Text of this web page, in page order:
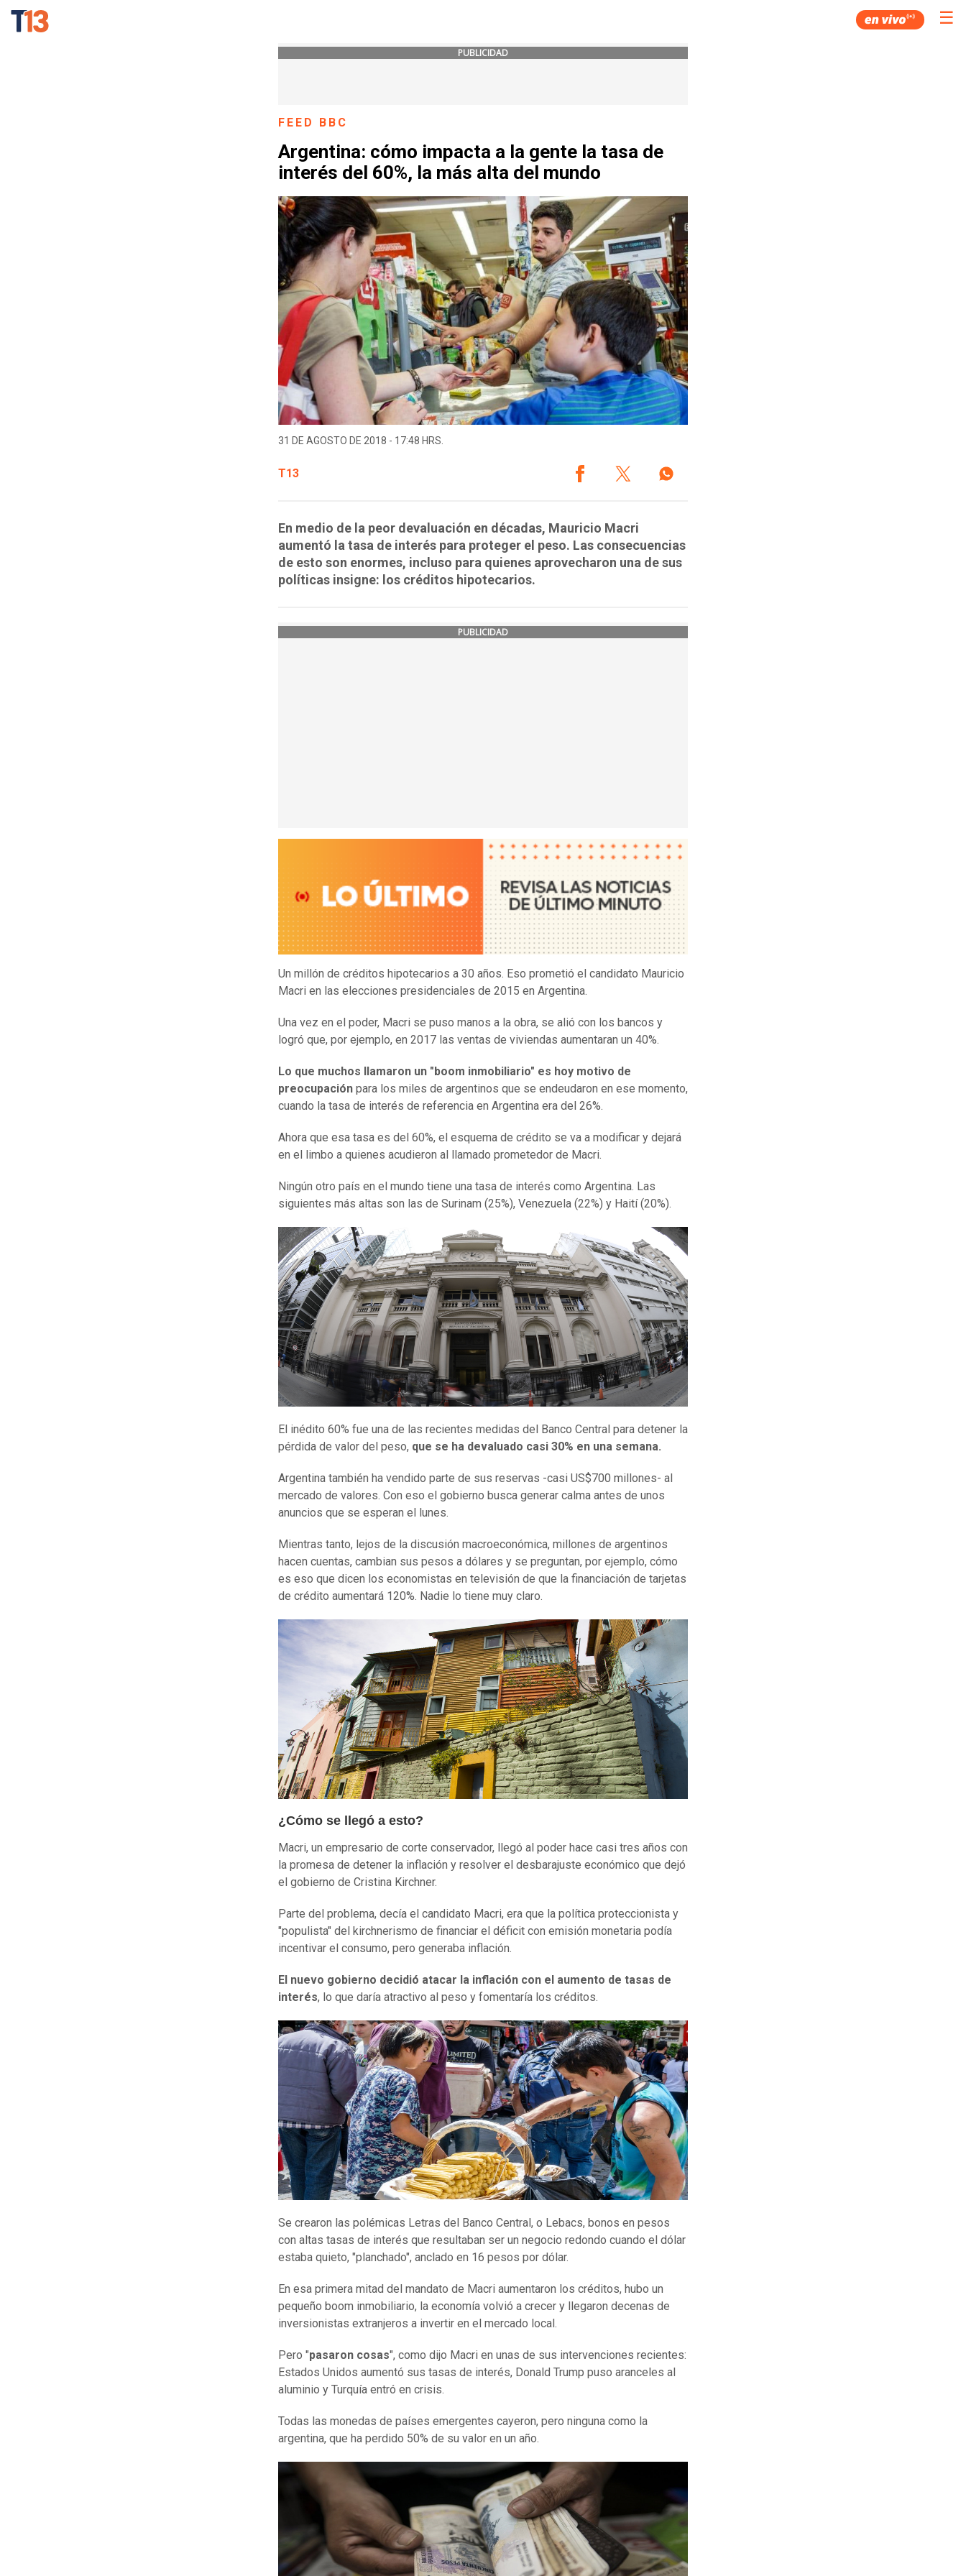
☰
PUBLICIDAD
FEED BBC
Argentina: cómo impacta a la gente la tasa de
interés del 60%, la más alta del mundo
31 DE AGOSTO DE 2018 - 17:48 HRS.
T13
En medio de la peor devaluación en décadas, Mauricio Macri
aumentó la tasa de interés para proteger el peso. Las consecuencias
de esto son enormes, incluso para quienes aprovecharon una de sus
políticas insigne: los créditos hipotecarios.
PUBLICIDAD
Un millón de créditos hipotecarios a 30 años. Eso prometió el candidato Mauricio
Macri en las elecciones presidenciales de 2015 en Argentina.
Una vez en el poder, Macri se puso manos a la obra, se alió con los bancos y
logró que, por ejemplo, en 2017 las ventas de viviendas aumentaran un 40%.
Lo que muchos llamaron un "boom inmobiliario" es hoy motivo de
preocupación para los miles de argentinos que se endeudaron en ese momento,
cuando la tasa de interés de referencia en Argentina era del 26%.
Ahora que esa tasa es del 60%, el esquema de crédito se va a modificar y dejará
en el limbo a quienes acudieron al llamado prometedor de Macri.
Ningún otro país en el mundo tiene una tasa de interés como Argentina. Las
siguientes más altas son las de Surinam (25%), Venezuela (22%) y Haití (20%).
El inédito 60% fue una de las recientes medidas del Banco Central para detener la
pérdida de valor del peso, que se ha devaluado casi 30% en una semana.
Argentina también ha vendido parte de sus reservas -casi US$700 millones- al
mercado de valores. Con eso el gobierno busca generar calma antes de unos
anuncios que se esperan el lunes.
Mientras tanto, lejos de la discusión macroeconómica, millones de argentinos
hacen cuentas, cambian sus pesos a dólares y se preguntan, por ejemplo, cómo
es eso que dicen los economistas en televisión de que la financiación de tarjetas
de crédito aumentará 120%. Nadie lo tiene muy claro.
¿Cómo se llegó a esto?
Macri, un empresario de corte conservador, llegó al poder hace casi tres años con
la promesa de detener la inflación y resolver el desbarajuste económico que dejó
el gobierno de Cristina Kirchner.
Parte del problema, decía el candidato Macri, era que la política proteccionista y
"populista" del kirchnerismo de financiar el déficit con emisión monetaria podía
incentivar el consumo, pero generaba inflación.
El nuevo gobierno decidió atacar la inflación con el aumento de tasas de
interés, lo que daría atractivo al peso y fomentaría los créditos.
Se crearon las polémicas Letras del Banco Central, o Lebacs, bonos en pesos
con altas tasas de interés que resultaban ser un negocio redondo cuando el dólar
estaba quieto, "planchado", anclado en 16 pesos por dólar.
En esa primera mitad del mandato de Macri aumentaron los créditos, hubo un
pequeño boom inmobiliario, la economía volvió a crecer y llegaron decenas de
inversionistas extranjeros a invertir en el mercado local.
Pero "pasaron cosas", como dijo Macri en unas de sus intervenciones recientes:
Estados Unidos aumentó sus tasas de interés, Donald Trump puso aranceles al
aluminio y Turquía entró en crisis.
Todas las monedas de países emergentes cayeron, pero ninguna como la
argentina, que ha perdido 50% de su valor en un año.